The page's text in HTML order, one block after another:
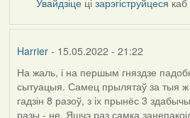
Harrier- 15.05.2022 - 21:22
На жаль, і на першым гняздзе
сытуацыя. Самец прылятаў за тыя
гадзін 8 разоў, з іх прынёс 3
разы - не. Яшчэ раз самка